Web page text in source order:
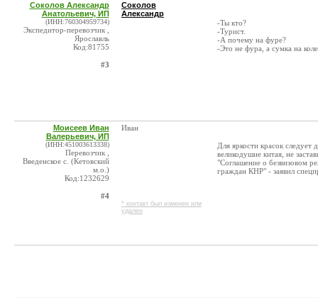
Соколов Александр
Анатольевич, ИП
(ИНН:760304959734)
Экспедитор-перевозчик ,
Ярославль
Код:81755
#3
Соколов
Александр
-Ты кто?
-Турист.
-А почему на фуре?
-Это не фура, а сумка на
Моисеев Иван
Валерьевич, ИП
(ИНН:451003613338)
Перевозчик ,
Введенское с. (Кетовский
м.о.)
Код:1232629
#4
Иван
* контакт был изменен или
удален
Для яркости красок следует
великодушие китая, не
"Соглашение о безвизовом
граждан КНР" - заявил